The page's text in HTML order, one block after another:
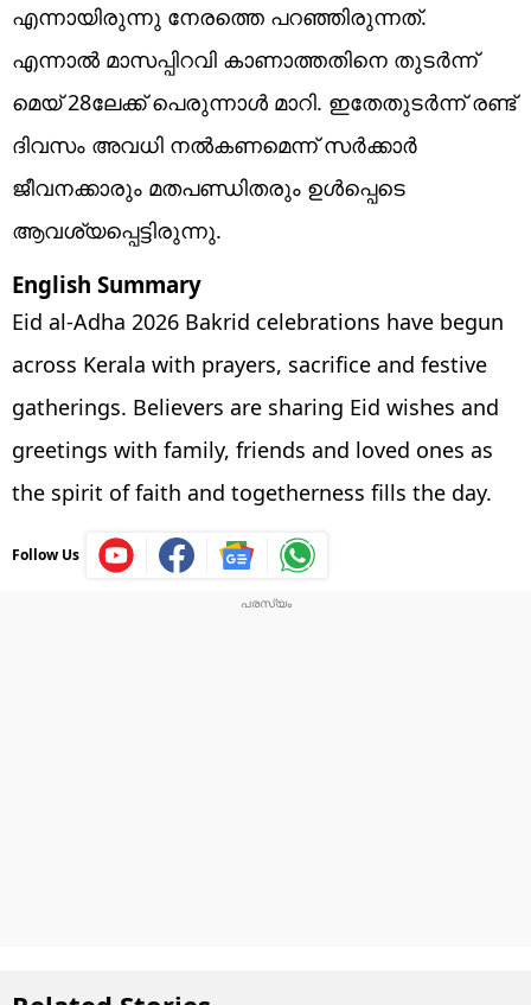
എന്നായിരുന്നു നേരത്തെ പറഞ്ഞിരുന്നത്.
എന്നാല്‍ മാസപ്പിറവി കാണാത്തതിനെ തുടര്‍ന്ന്
മെയ് 28ലേക്ക് പെരുന്നാള്‍ മാറി. ഇതേതുടര്‍ന്ന് രണ്ട്
ദിവസം അവധി നല്‍കണമെന്ന് സര്‍ക്കാര്‍
ജീവനക്കാരും മതപണ്ഡിതരും ഉള്‍പ്പെടെ
ആവശ്യപ്പെട്ടിരുന്നു.
English Summary
Eid al-Adha 2026 Bakrid celebrations have begun
across Kerala with prayers, sacrifice and festive
gatherings. Believers are sharing Eid wishes and
greetings with family, friends and loved ones as
the spirit of faith and togetherness fills the day.
Follow Us